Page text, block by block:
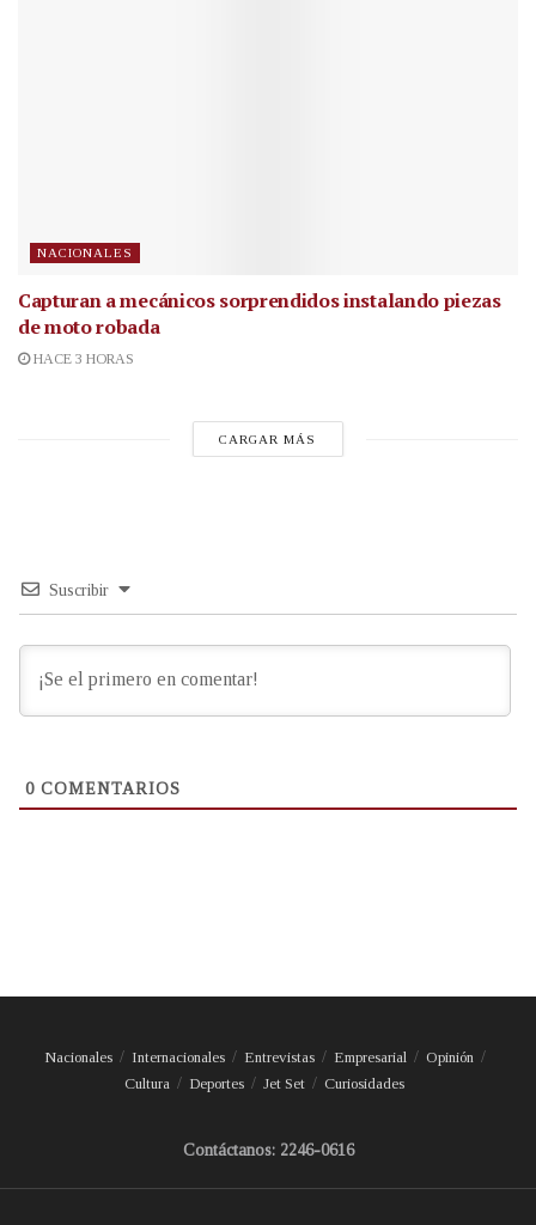
NACIONALES
Capturan a mecánicos sorprendidos instalando piezas
de moto robada
HACE 3 HORAS
CARGAR MÁS
Suscribir
0 COMENTARIOS
Nacionales Internacionales Entrevistas Empresarial
Opinión
Cultura
Deportes Jet Set Curiosidades
Contáctanos: 2246-0616